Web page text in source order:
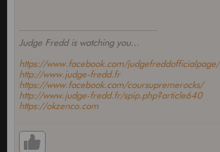
Judge Fredd is watching you...
https://www.facebook.com/judgefreddofficialpage/
http://www.judge-fredd.fr
https://www.facebook.com/coursupremerocks/
http://www.judge-fredd.fr/spip.php?article640
https://okzenco.com